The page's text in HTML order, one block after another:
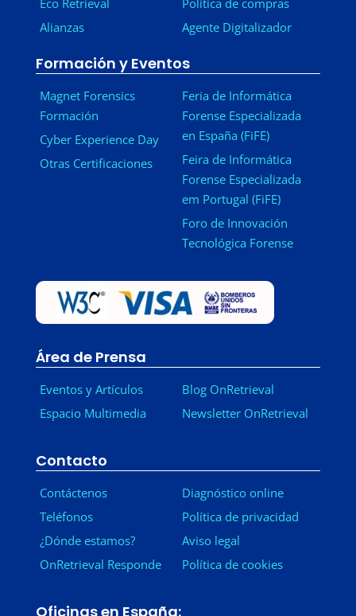
Alianzas
Agente Digitalizador
Formación y Eventos
Magnet Forensics
Formación
Cyber Experience Day
Otras Certificaciones
Feria de Informática
Forense Especializada
en España (FiFE)
Feira de Informática
Forense Especializada
em Portugal (FiFE)
Foro de Innovación
Tecnológica Forense
Área de Prensa
Eventos y Artículos
Espacio Multimedia
Blog OnRetrieval
Newsletter OnRetrieval
Contacto
Contáctenos
Teléfonos
¿Dónde estamos?
OnRetrieval Responde
Diagnóstico online
Política de privacidad
Aviso legal
Política de cookies
Oficinas en España: